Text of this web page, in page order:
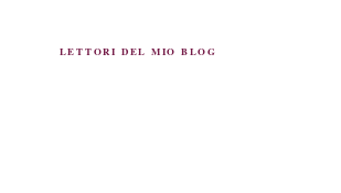
LETTORI DEL MIO BLOG